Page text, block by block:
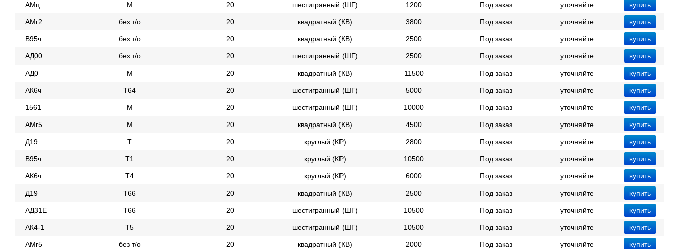
АМц М 20 шестигранный (ШГ) 1200 Под заказ уточняйте
АМг2 без т/о 20 квадратный (КВ) 3800 Под заказ уточняйте
В95ч без т/о 20 квадратный (КВ) 2500 Под заказ уточняйте
АД00 без т/о 20 шестигранный (ШГ) 2500 Под заказ уточняйте
АД0 М 20 квадратный (КВ) 11500 Под заказ уточняйте
АК6ч Т64 20 шестигранный (ШГ) 5000 Под заказ уточняйте
1561 М 20 шестигранный (ШГ) 10000 Под заказ уточняйте
АМг5 М 20 квадратный (КВ) 4500 Под заказ уточняйте
Д19 Т 20 круглый (КР) 2800 Под заказ уточняйте
В95ч Т1 20 круглый (КР) 10500 Под заказ уточняйте
АК6ч Т4 20 круглый (КР) 6000 Под заказ уточняйте
Д19 Т66 20 квадратный (КВ) 2500 Под заказ уточняйте
АД31Е Т66 20 шестигранный (ШГ) 10500 Под заказ уточняйте
АК4-1 Т5 20 шестигранный (ШГ) 10500 Под заказ уточняйте
АМг5 без т/о 20 квадратный (КВ) 2000 Под заказ уточняйте